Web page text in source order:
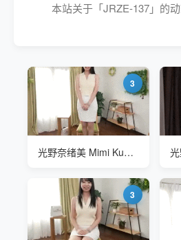
本站关于「JRZE-137」的
3
光野奈绪美 Mimi Kuno JRZE-137 日本家庭主妇的探索
3